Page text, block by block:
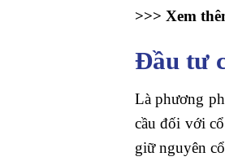
>>> Xem
Đầu tư
Là phương
cầu đối với
giữ nguyên